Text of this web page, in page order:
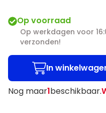
Op voorraad
Op werkdagen voor
verzonden!
In
Nog maar1beschikbaar.